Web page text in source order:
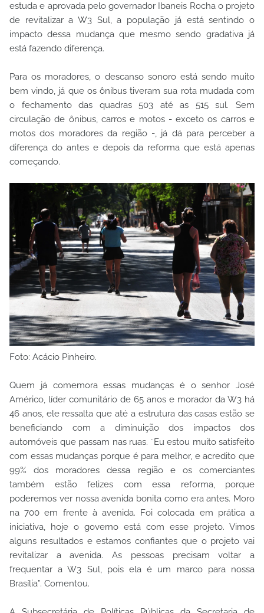
estuda e aprovada pelo governador Ibaneis Rocha o projeto
de revitalizar a W3 Sul, a população já está sentindo o
impacto dessa mudança que mesmo sendo gradativa já
está fazendo diferença.
Para os moradores, o descanso sonoro está sendo muito
bem vindo, já que os ônibus tiveram sua rota mudada com
o fechamento das quadras 503 até as 515 sul. Sem
circulação de ônibus, carros e motos - exceto os carros e
motos dos moradores da região -, já dá para perceber a
diferença do antes e depois da reforma que está apenas
começando.
Foto: Acácio Pinheiro.
Quem já comemora essas mudanças é o senhor José
Américo, líder comunitário de 65 anos e morador da W3 há
46 anos, ele ressalta que até a estrutura das casas estão se
beneficiando com a diminuição dos impactos dos
automóveis que passam nas ruas. ¨Eu estou muito satisfeito
com essas mudanças porque é para melhor, e acredito que
99% dos moradores dessa região e os comerciantes
também estão felizes com essa reforma, porque
poderemos ver nossa avenida bonita como era antes. Moro
na 700 em frente à avenida. Foi colocada em prática a
iniciativa, hoje o governo está com esse projeto. Vimos
alguns resultados e estamos confiantes que o projeto vai
revitalizar a avenida. As pessoas precisam voltar a
frequentar a W3 Sul, pois ela é um marco para nossa
Brasília”. Comentou.